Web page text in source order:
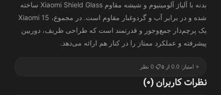
بدنه با آلیاژ آلومینیوم و شیشه مقاوم Xiaomi Shield Glass ساخته
شده و در برابر آب و گردوغبار مقاوم است. در مجموع، Xiaomi 15
یک پرچم‌دار جمع‌وجور و قدرتمند است که طراحی ظریف، دوربین
پیشرفته و عملکرد ممتاز را در کنار هم ارائه می‌دهد.
⭐ امتیاز: 0.0 از ۵ 📋 0 نظر
نظرات کاربران (0)